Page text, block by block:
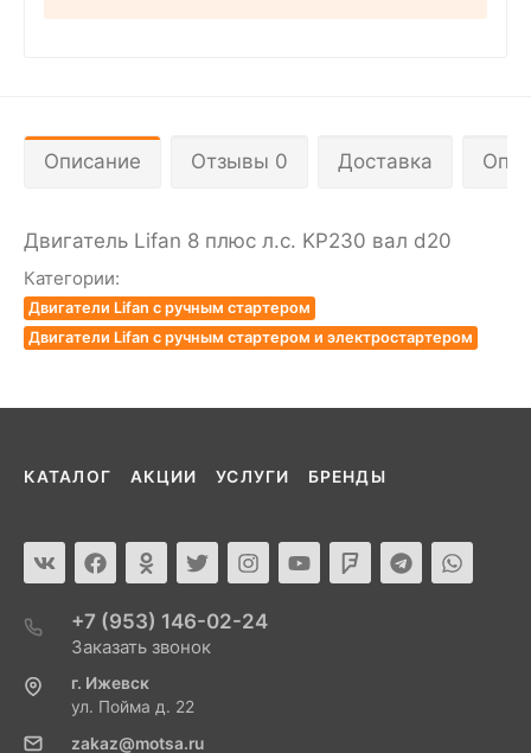
Описание Отзывы 0 Доставка
Двигатель Lifan 8 плюс л.с. KP230 вал d20
Категории:
Двигатели Lifan с ручным стартером
Двигатели Lifan с ручным стартером и электростартером
КАТАЛОГ АКЦИИ УСЛУГИ БРЕНДЫ
+7 (953) 146-02-24
Заказать звонок
г. Ижевск
ул. Пойма д. 22
zakaz@motsa.ru